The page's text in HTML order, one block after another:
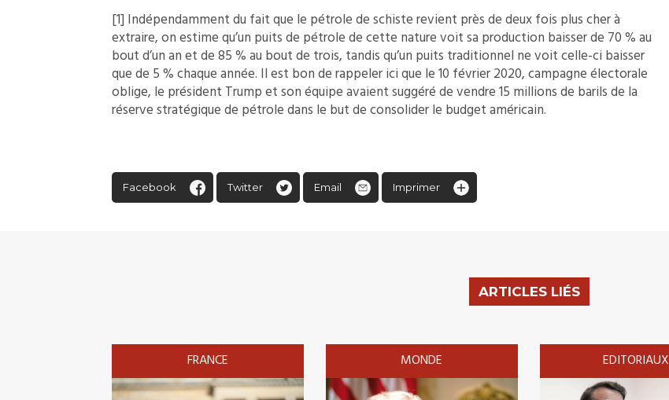
[1] Indépendamment du fait que le pétrole de schiste revient près de deux fois plus cher à
extraire, on estime qu’un puits de pétrole de cette nature voit sa production baisser de 70 % au
bout d’un an et de 85 % au bout de trois, tandis qu’un puits traditionnel ne voit celle-ci baisser
que de 5 % chaque année. Il est bon de rappeler ici que le 10 février 2020, campagne électorale
oblige, le président Trump et son équipe avaient suggéré de vendre 15 millions de barils de la
réserve stratégique de pétrole dans le but de consolider le budget américain.
Facebook Twitter Email Imprimer
ARTICLES LIÉS
FRANCE MONDE EDITORIAUX